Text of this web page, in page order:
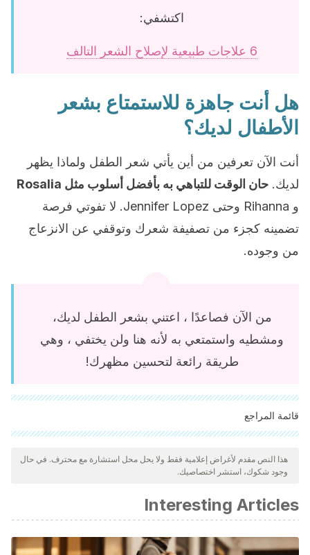
اكتشفي:
6 علاجات طبيعية لإصلاح الشعر التالف
هل أنت جاهزة للاستمتاع بشعر
الأطفال لديك؟
أنت الآن تعرفين من أين يأتي شعر الطفل ولماذا يظهر
لديك. حان الوقت للتباهي به بأفضل أسلوب مثل Rosalia
و Rihanna وحتى Jennifer Lopez. لا تفوتي فرصة
تضمينه كجزء من تصفيفة شعرك وتوقفي عن الانزعاج
من وجوده.
من الآن فصاعدًا ، اعتني بشعر الطفل لديك،
ومشطيه واستمتعي به لأنه هنا ولن يختفي ، وهي
طريقة رائعة لتحسين مظهرك!
قائمة المراجع
"تمت مراجعة جميع المصادر المذكورة بعناية شديدة من قبل فريقنا
لضمان جودتها وموثوقيتها وتحديثها وصحتها. تم اعتبار الببليوغرافيا لهذه
المقالة موثوقة ودقيقة من الناحية الأكاديمية أو العلمية.
Garrote, A. & Bonet, . (2004) Cosmética de estilo. Offarm.
Vol. 23. Núm. 10.
Pérez-Elizondo, AD, & Achenbach, RE. (2016). Alopecia por
هذا النص مقدم لأغراض إعلامية فقط ولا يحل محل استشارة مع محترف. في حال
وجود شكوك، استشر اختصاصيك.
Interesting Articles